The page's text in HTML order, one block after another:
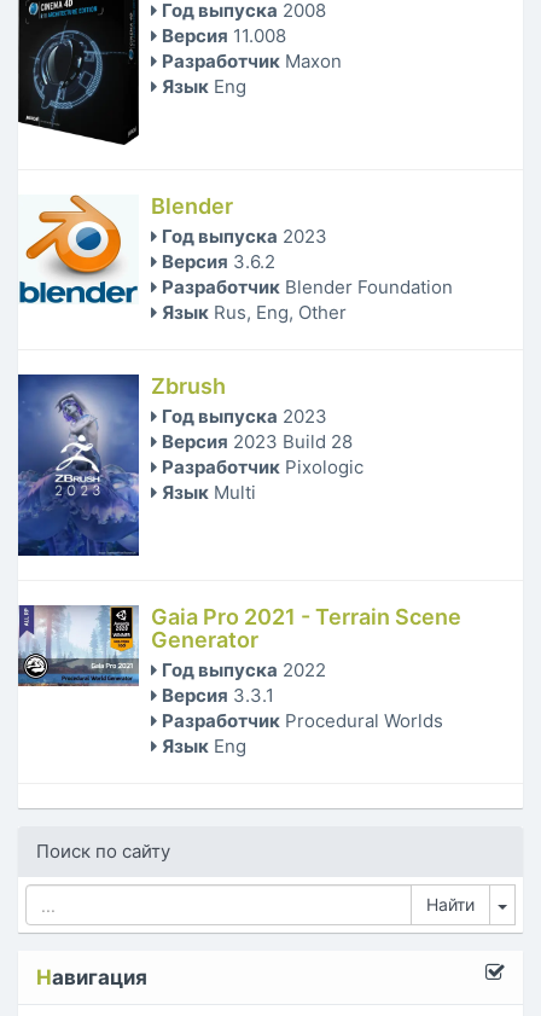
Год выпуска 2008
Версия 11.008
Разработчик Maxon
Язык Eng
Blender
Год выпуска 2023
Версия 3.6.2
Разработчик Blender Foundation
Язык Rus, Eng, Other
Zbrush
Год выпуска 2023
Версия 2023 Build 28
Разработчик Pixologic
Язык Multi
Gaia Pro 2021 - Terrain Scene
Generator
Год выпуска 2022
Версия 3.3.1
Разработчик Procedural Worlds
Язык Eng
Поиск по сайту
Навигация